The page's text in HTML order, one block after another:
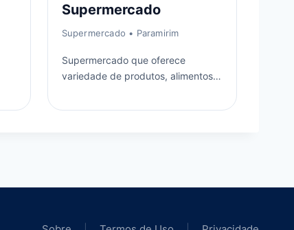
Supermercado
Supermercado • Paramirim
Supermercado que oferece
variedade de produtos, alimentos e
necessidades da comunidade local.